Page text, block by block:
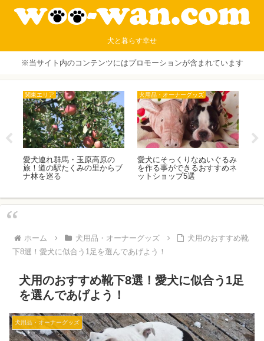
犬と暮らす幸せ
※当サイト内のコンテンツにはプロモーションが含まれています
関東エリア
愛犬連れ群馬・玉原高原の
旅！道の駅たくみの里からブ
ナ林を巡る
犬用品・オーナーグッズ
愛犬にそっくりなぬいぐるみ
を作る事ができるおすすめネ
ットショップ5選
ホーム 犬用品・オーナーグッズ
犬用のおすすめ靴
下8選！愛犬に似合う1足を選んであげよう！
犬用のおすすめ靴下8選！愛犬に似合う1足
を選んであげよう！
犬用品・オーナーグッズ